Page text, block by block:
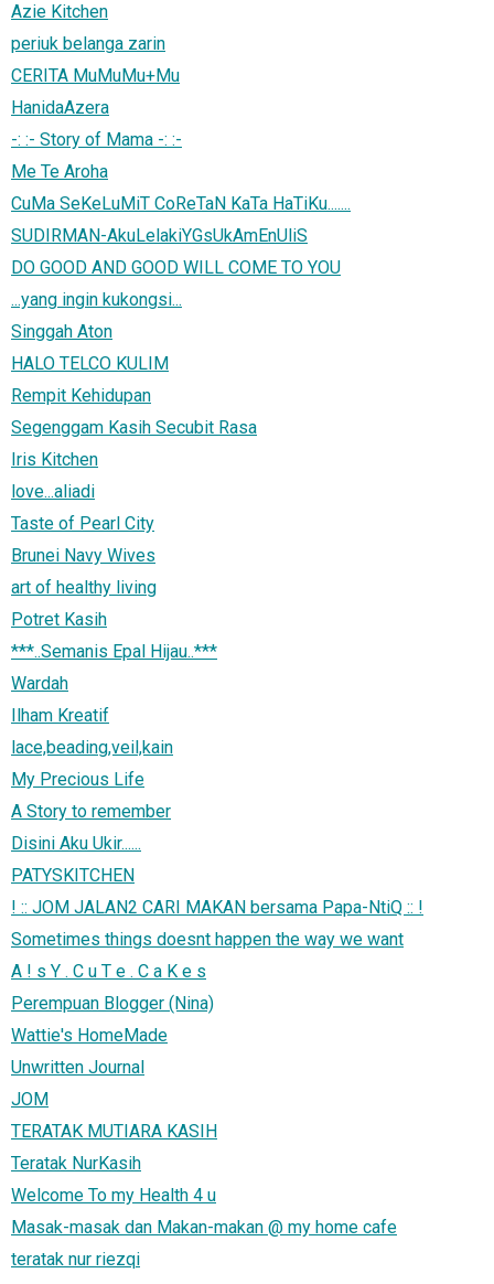
Azie Kitchen
periuk belanga zarin
CERITA MuMuMu+Mu
HanidaAzera
-: :- Story of Mama -: :-
Me Te Aroha
CuMa SeKeLuMiT CoReTaN KaTa HaTiKu.......
SUDIRMAN-AkuLelakiYGsUkAmEnUliS
DO GOOD AND GOOD WILL COME TO YOU
...yang ingin kukongsi...
Singgah Aton
HALO TELCO KULIM
Rempit Kehidupan
Segenggam Kasih Secubit Rasa
Iris Kitchen
love...aliadi
Taste of Pearl City
Brunei Navy Wives
art of healthy living
Potret Kasih
***..Semanis Epal Hijau..***
Wardah
Ilham Kreatif
lace,beading,veil,kain
My Precious Life
A Story to remember
Disini Aku Ukir......
PATYSKITCHEN
! :: JOM JALAN2 CARI MAKAN bersama Papa-NtiQ :: !
Sometimes things doesnt happen the way we want
A ! s Y . C u T e . C a K e s
Perempuan Blogger (Nina)
Wattie's HomeMade
Unwritten Journal
JOM
TERATAK MUTIARA KASIH
Teratak NurKasih
Welcome To my Health 4 u
Masak-masak dan Makan-makan @ my home cafe
teratak nur riezqi